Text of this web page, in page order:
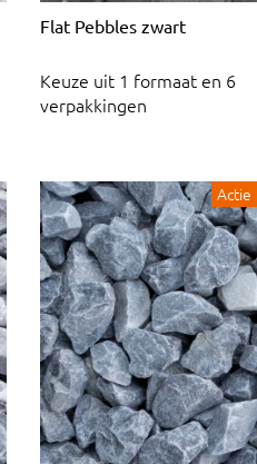
Flat Pebbles zwart
Keuze uit 1 formaat en 6
verpakkingen
Actie